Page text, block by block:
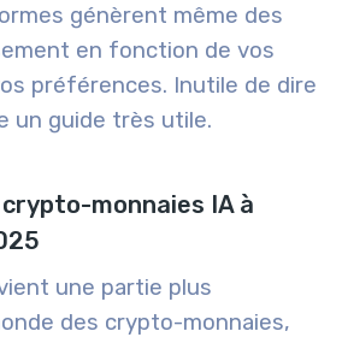
génèrent même des
en fonction de vos
préférences. Inutile de dire
un guide très utile.
monnaies IA à
une partie plus
des crypto-monnaies,